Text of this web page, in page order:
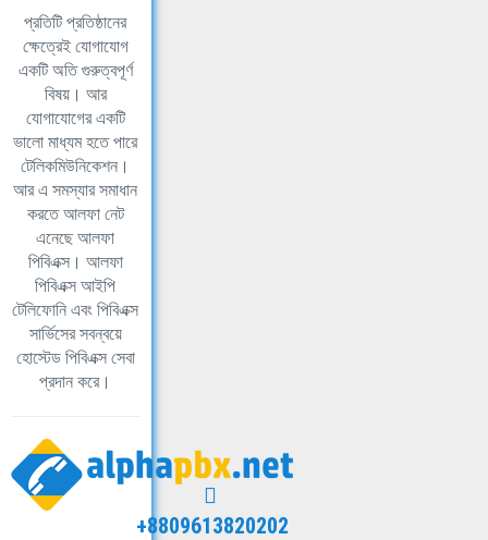
প্রতিটি প্রতিষ্ঠানের
ক্ষেত্রেই যোগাযোগ
একটি অতি গুরুত্বপূর্ণ
বিষয়। আর
যোগাযোগের একটি
ভালো মাধ্যম হতে পারে
টেলিকমিউনিকেশন।
আর এ সমস্যার সমাধান
করতে আলফা নেট
এনেছে আলফা
পিবিএক্স। আলফা
পিবিএক্স আইপি
টেলিফোনি এবং পিবিএক্স
সার্ভিসের সবন্বয়ে
হোস্টেড পিবিএক্স সেবা
প্রদান করে।
+8809613820202